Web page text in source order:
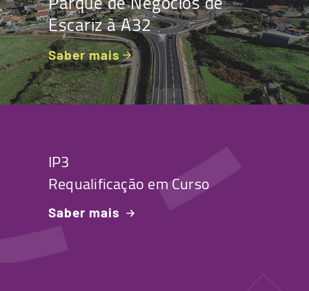
Escariz à A32
Saber mais
IP3
Requalificação em Curso
Saber mais